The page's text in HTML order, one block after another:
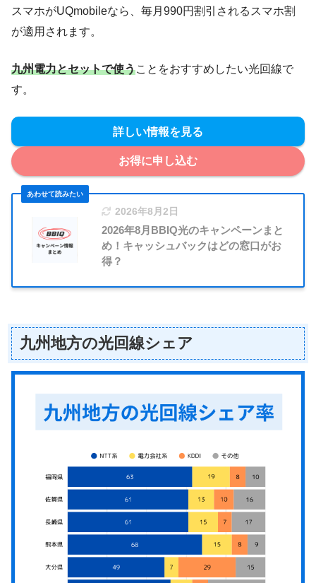
スマホがUQmobileなら、毎月990円割引されるスマホ割
が適用されます。
九州電力とセットで使うことをおすすめしたい光回線で
す。
詳しい情報を見る
お得に申し込む
2026年8月2日
2026年8月BBIQ光のキャンペーンまと
め！キャッシュバックはどの窓口がお
得？
九州地方の光回線シェア